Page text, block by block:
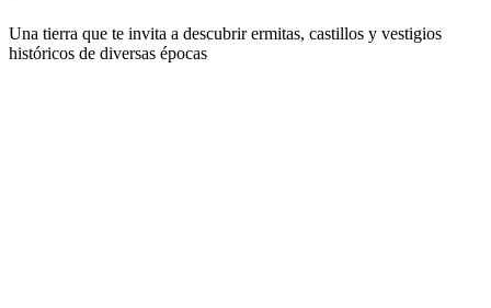
Una tierra que te invita a descubrir ermitas, castillos y vestigios
históricos de diversas épocas